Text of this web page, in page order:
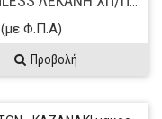
(με Φ.Π.Α)
Προβολή